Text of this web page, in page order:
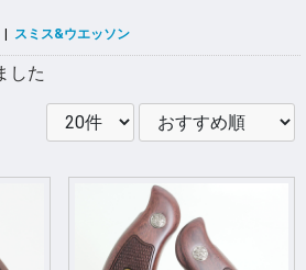
スミス&ウエッソン
した